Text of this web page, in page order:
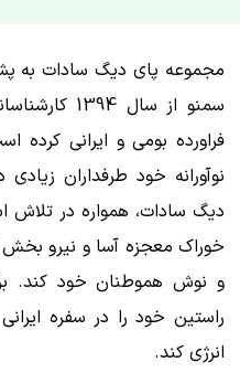
مجموعه پای دیگ سادات به
سمنو از
فراورده بومی و ایرانی کرده
نوآورانه خود طرفداران
دیگ سادات، همواره در
خوراک معجزه آسا و نیرو بخش
و نوش هموطنان خود کند.
راستین خود را در سفره
انرژی کند.